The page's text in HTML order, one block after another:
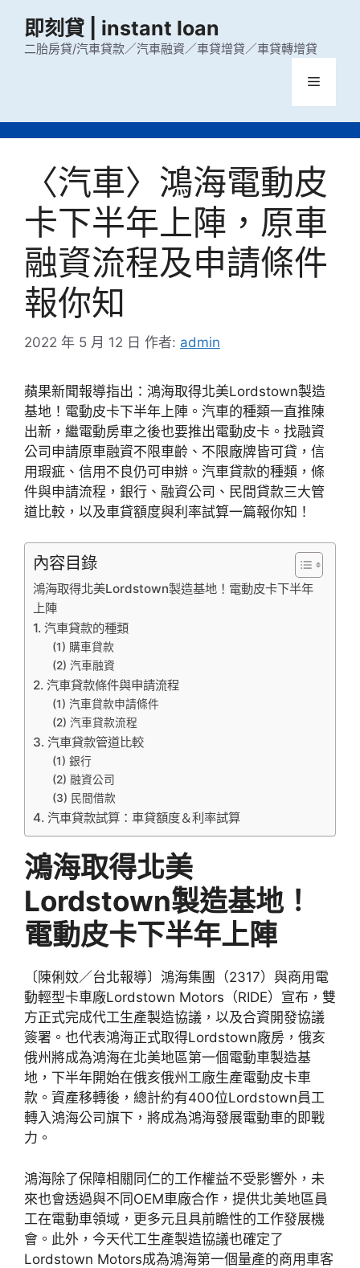
即刻貸 | instant loan
二胎房貸/汽車貸款／汽車融資／車貸增貸／車貸轉增貸
選
〈汽車〉鴻海電動皮
卡下半年上陣，原車
融資流程及申請條件
報你知
2022 年 5 月 12 日 作者: admin
蘋果新聞報導指出：鴻海取得北美Lordstown製造
基地！電動皮卡下半年上陣。汽車的種類一直推陳
出新，繼電動房車之後也要推出電動皮卡。找融資
公司申請原車融資不限車齡、不限廠牌皆可貸，信
用瑕疵、信用不良仍可申辦。汽車貸款的種類，條
件與申請流程，銀行、融資公司、民間貸款三大管
道比較，以及車貸額度與利率試算一篇報你知！
內容目錄
鴻海取得北美Lordstown製造基地！電動皮卡下半年
上陣
1. 汽車貸款的種類
(1) 購車貸款
(2) 汽車融資
2. 汽車貸款條件與申請流程
(1) 汽車貸款申請條件
(2) 汽車貸款流程
3. 汽車貸款管道比較
(1) 銀行
(2) 融資公司
(3) 民間借款
4. 汽車貸款試算：車貸額度＆利率試算
鴻海取得北美
Lordstown製造基地！
電動皮卡下半年上陣
〔陳俐妏／台北報導〕鴻海集團（2317）與商用電
動輕型卡車廠Lordstown Motors（RIDE）宣布，雙
方正式完成代工生產製造協議，以及合資開發協議
簽署。也代表鴻海正式取得Lordstown廠房，俄亥
俄州將成為鴻海在北美地區第一個電動車製造基
地，下半年開始在俄亥俄州工廠生產電動皮卡車
款。資產移轉後，總計約有400位Lordstown員工
轉入鴻海公司旗下，將成為鴻海發展電動車的即戰
力。
鴻海除了保障相關同仁的工作權益不受影響外，未
來也會透過與不同OEM車廠合作，提供北美地區員
工在電動車領域，更多元且具前瞻性的工作發展機
會。此外，今天代工生產製造協議也確定了
Lordstown Motors成為鴻海第一個量產的商用車客